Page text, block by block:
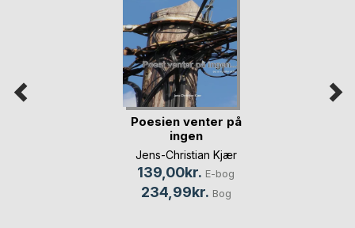
Poesien venter på
ingen
Jens-Christian Kjær
139,00kr. E-bog
234,99kr. Bog